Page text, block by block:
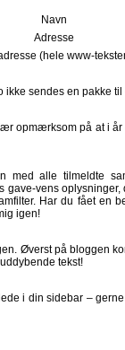
Navn
Adresse
(hele www-
ikke sendes en pakke til
opmærksom på at i år
med alle tilmeldte
vens
Har du fået en
igen!
Øverst på bloggen
tekst!
i din sidebar –